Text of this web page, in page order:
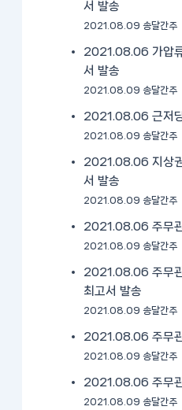
서 발송
2021.08.09 송달간주
2021.08.06 가압
서 발송
2021.08.09 송달간주
2021.08.06 근저
2021.08.09 송달간주
2021.08.06 지상
서 발송
2021.08.09 송달간주
2021.08.06 주무
2021.08.09 송달간주
2021.08.06 주무
최고서 발송
2021.08.09 송달간주
2021.08.06 주무
2021.08.09 송달간주
2021.08.06 주무
2021.08.09 송달간주